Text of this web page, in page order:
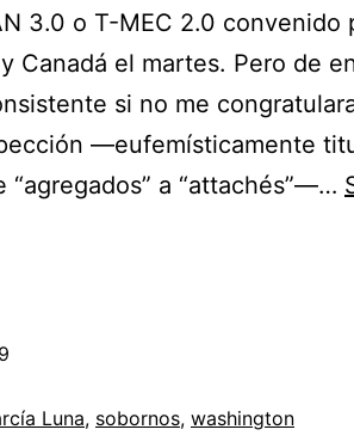
3.0 o T-MEC 2.0 convenido
Canadá el martes. Pero de
si no me
—eufemísticamente
a “attachés”—…
Luna, sobornos, washington